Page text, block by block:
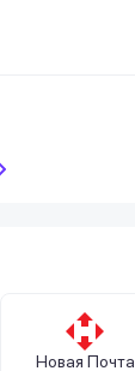
Новая Почта